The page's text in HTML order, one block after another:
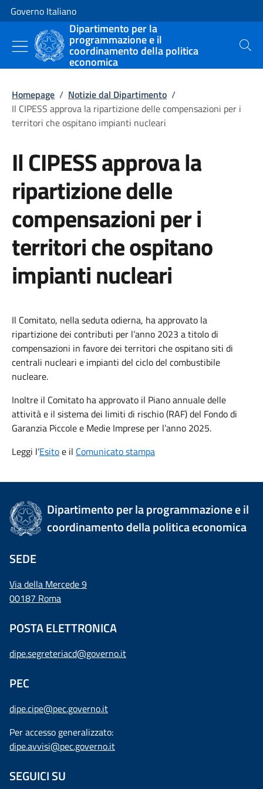
Vai al contenuto
Vai alla navigazione del sito
Governo Italiano
Dipartimento per la
programmazione e il
coordinamento della politica
economica
Cerca
Homepage / Notizie dal Dipartimento /
Il CIPESS approva la ripartizione delle compensazioni per i
territori che ospitano impianti nucleari
Il CIPESS approva la
ripartizione delle
compensazioni per i
territori che ospitano
impianti nucleari
Il Comitato, nella seduta odierna, ha approvato la
ripartizione dei contributi per l’anno 2023 a titolo di
compensazioni in favore dei territori che ospitano siti di
centrali nucleari e impianti del ciclo del combustibile
nucleare.
Inoltre il Comitato ha approvato il Piano annuale delle
attività e il sistema dei limiti di rischio (RAF) del Fondo di
Garanzia Piccole e Medie Imprese per l’anno 2025.
Leggi l’Esitoe il Comunicato stampa
Dipartimento per la programmazione e il
coordinamento della politica economica
SEDE
Via della Mercede 9
00187 Roma
POSTA ELETTRONICA
dipe.segreteriacd@governo.it
PEC
dipe.cipe@pec.governo.it
Per accesso generalizzato:
dipe.avvisi@pec.governo.it
SEGUICI SU